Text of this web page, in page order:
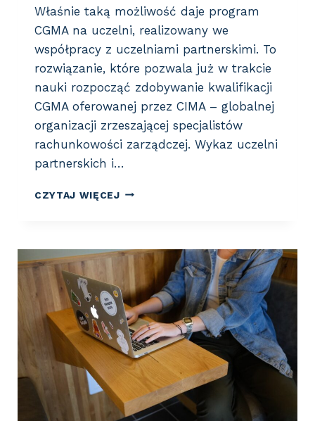
Właśnie taką możliwość daje program
CGMA na uczelni, realizowany we
współpracy z uczelniami partnerskimi. To
rozwiązanie, które pozwala już w trakcie
nauki rozpocząć zdobywanie kwalifikacji
CGMA oferowanej przez CIMA – globalnej
organizacji zrzeszającej specjalistów
rachunkowości zarządczej. Wykaz uczelni
partnerskich i…
CZYTAJ WIĘCEJJ
P
A
K
T
Y
C
E
W
G
L